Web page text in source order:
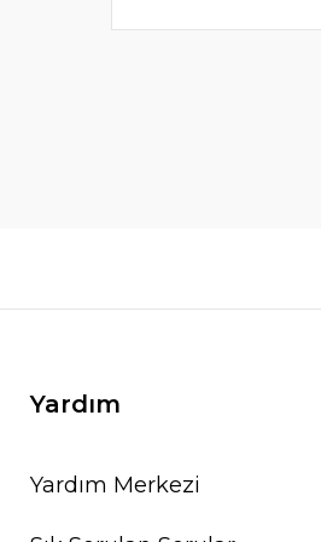
Yardım
Yardım Merkezi